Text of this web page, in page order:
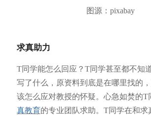
图源：pixabay
求真助力
T同学能怎么回应？T同学甚至都不知
写了什么，原资料到底是在哪里找的
该怎么应对教授的怀疑。心急如焚的T
真教育的专业团队求助。T同学在和求